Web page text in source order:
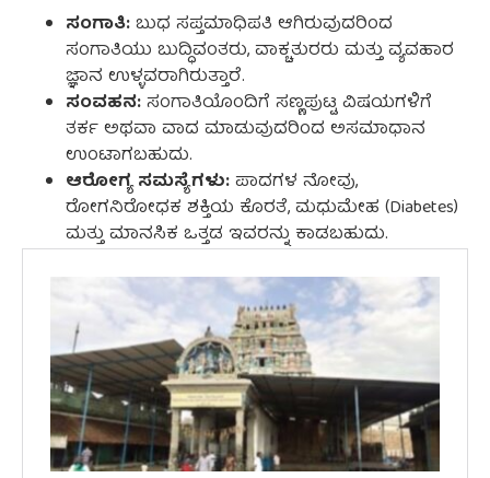
ಸಂಗಾತಿ:ಬುಧ ಸಪ್ತಮಾಧಿಪತಿ ಆಗಿರುವುದರಿಂದ
ಸಂಗಾತಿಯು ಬುದ್ಧಿವಂತರು, ವಾಕ್ಚತುರರು ಮತ್ತು ವ್ಯವಹಾರ
ಜ್ಞಾನ ಉಳ್ಳವರಾಗಿರುತ್ತಾರೆ.
ಸಂವಹನ:ಸಂಗಾತಿಯೊಂದಿಗೆ ಸಣ್ಣಪುಟ್ಟ ವಿಷಯಗಳಿಗೆ
ತರ್ಕ ಅಥವಾ ವಾದ ಮಾಡುವುದರಿಂದ ಅಸಮಾಧಾನ
ಉಂಟಾಗಬಹುದು.
ಆರೋಗ್ಯ ಸಮಸ್ಯೆಗಳು:ಪಾದಗಳ ನೋವು,
ರೋಗನಿರೋಧಕ ಶಕ್ತಿಯ ಕೊರತೆ, ಮಧುಮೇಹ (Diabetes)
ಮತ್ತು ಮಾನಸಿಕ ಒತ್ತಡ ಇವರನ್ನು ಕಾಡಬಹುದು.